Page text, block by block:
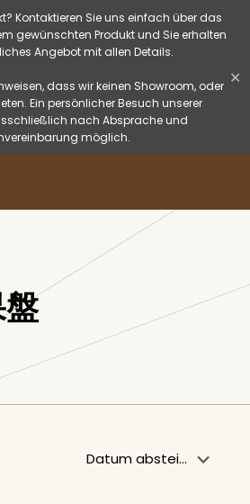
Kontaktieren Sie uns einfach über das
gewünschten Produkt und Sie erhalten
Angebot mit allen Details.
dass wir keinen Showroom, oder
Ein persönlicher Besuch unserer
nach Absprache und
möglich.
✕